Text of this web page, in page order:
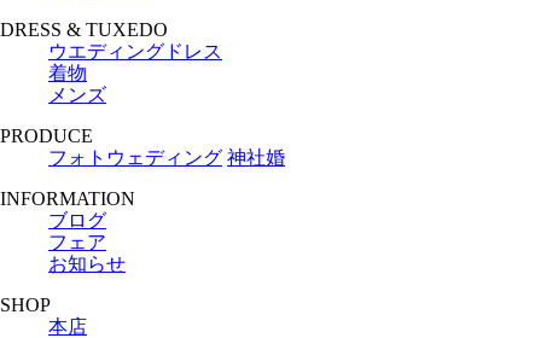
DRESS & TUXEDO
ウエディングドレス
着物
メンズ
PRODUCE
フォトウェディング 神社婚
INFORMATION
ブログ
フェア
お知らせ
SHOP
本店